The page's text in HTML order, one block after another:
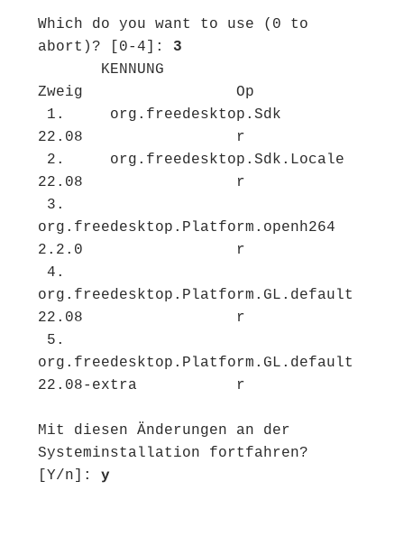
Which do you want to use (0 to
abort)? [0-4]: 3
Zweig                 Op
22.08                 r
22.08                 r
org.freedesktop.Platform.openh264
2.2.0                 r
org.freedesktop.Platform.GL.default
22.08                 r
org.freedesktop.Platform.GL.default
22.08-extra           r
Mit diesen Änderungen an der
Systeminstallation fortfahren?
[Y/n]: y